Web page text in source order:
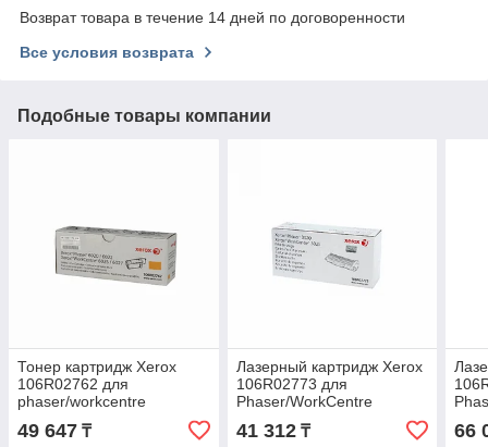
Возврат товара в течение 14 дней по договоренности
Все условия возврата
Подобные товары компании
Тонер картридж Xerox
106R02762 для
phaser/workcentre
6020/6025 106R02762
49 647 ₸
Лазерный картридж Xerox
106R02773 для
Phaser/WorkCentre
3020/3025 106R02773
41 312₸ 66